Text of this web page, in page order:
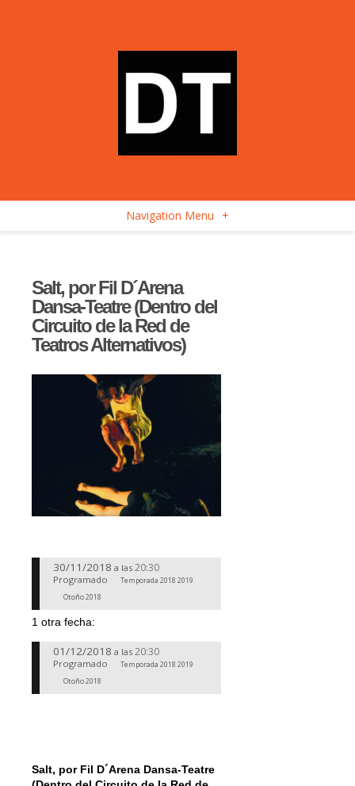
Navigation Menu +
Salt, por Fil D´Arena
Dansa-Teatre (Dentro del
Circuito de la Red de
Teatros Alternativos)
30/11/2018 a las 20:30
Programado
Temporada 2018 2019
Otoño 2018
1 otra fecha:
01/12/2018 a las 20:30
Programado
Temporada 2018 2019
Otoño 2018
Salt, por Fil D´Arena Dansa-Teatre